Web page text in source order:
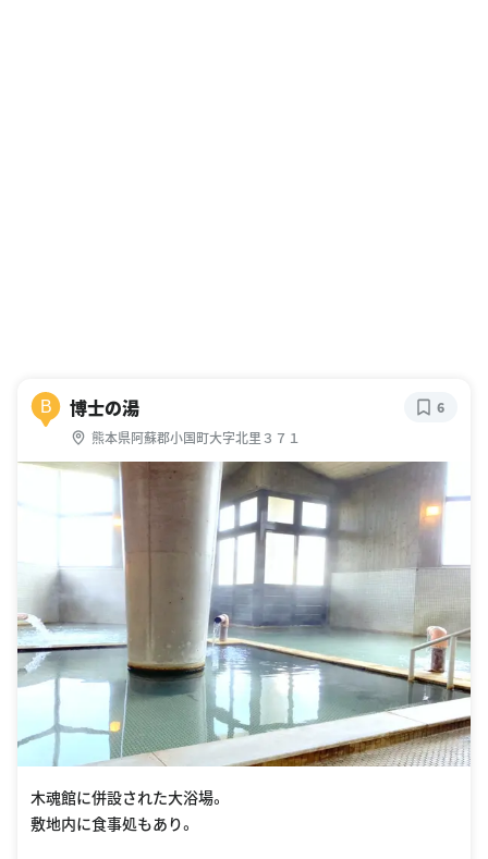
B 博士の湯
熊本県阿蘇郡小国町大字北里３７１
6
木魂館に併設された大浴場。
敷地内に食事処もあり。